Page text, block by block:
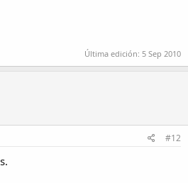
Última edición: 5 Sep 2010
#12